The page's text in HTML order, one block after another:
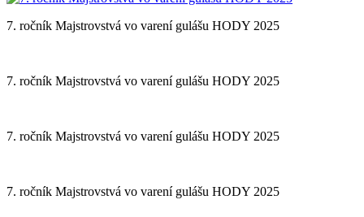
7. ročník Majstrovstvá vo varení gulášu HODY 2025
7. ročník Majstrovstvá vo varení gulášu HODY 2025
7. ročník Majstrovstvá vo varení gulášu HODY 2025
7. ročník Majstrovstvá vo varení gulášu HODY 2025